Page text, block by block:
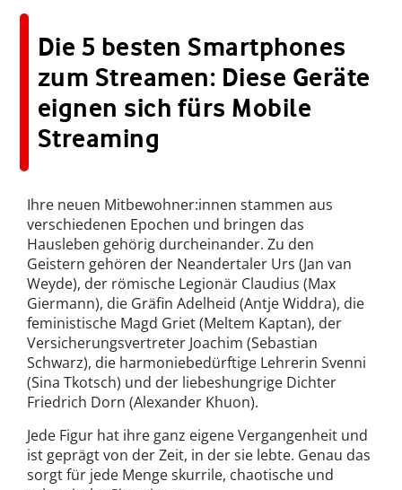
Die 5 besten Smartphones
zum Streamen: Diese Geräte
eignen sich fürs Mobile
Streaming
Ihre neuen Mitbewohner:innen stammen aus
verschiedenen Epochen und bringen das
Hausleben gehörig durcheinander. Zu den
Geistern gehören der Neandertaler Urs (Jan van
Weyde), der römische Legionär Claudius (Max
Giermann), die Gräfin Adelheid (Antje Widdra), die
feministische Magd Griet (Meltem Kaptan), der
Versicherungsvertreter Joachim (Sebastian
Schwarz), die harmoniebedürftige Lehrerin Svenni
(Sina Tkotsch) und der liebeshungrige Dichter
Friedrich Dorn (Alexander Khuon).
Jede Figur hat ihre ganz eigene Vergangenheit und
ist geprägt von der Zeit, in der sie lebte. Genau das
sorgt für jede Menge skurrile, chaotische und